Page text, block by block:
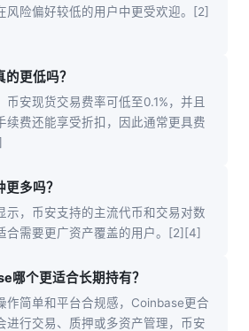
风险偏好较低的用户中更受欢迎。[2]
更低吗？
币安现货交易费率可低至0.1%，并且
续费还能享受折扣，因此通常更具费
多吗？
示，币安支持的主流代币和交易对数
合需要更广资产覆盖的用户。[2][4]
哪个更适合长期持有？
作简单和平台合规感，Coinbase更合
进行交易、质押或多资产管理，币安